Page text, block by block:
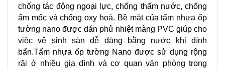
chống tác động ngoại lực, chống thấm nước, chống
ẩm mốc và chống oxy hoá. Bề mặt của tấm nhựa ốp
tường nano được dán phủ nhiệt màng PVC giúp cho
việc vệ sinh sàn dễ dàng bằng nước khi dính
bẩn.Tấm nhựa ốp tường Nano được sử dụng rộng
rãi ở nhiều gia đình và cơ quan văn phòng trong